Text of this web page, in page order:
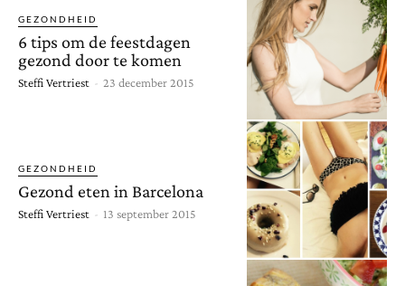
GEZONDHEID
6 tips om de feestdagen
gezond door te komen
Steffi Vertriest - 23 december 2015
GEZONDHEID
Gezond eten in Barcelona
Steffi Vertriest - 13 september 2015